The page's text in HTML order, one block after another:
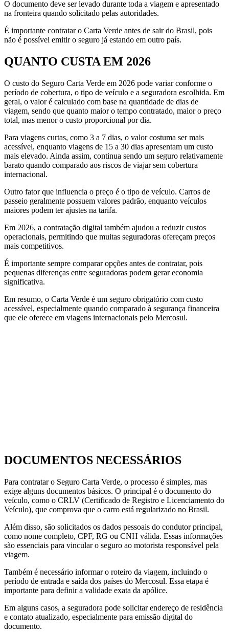
O documento deve ser levado durante toda a viagem e apresentado
na fronteira quando solicitado pelas autoridades.
É importante contratar o Carta Verde antes de sair do Brasil, pois
não é possível emitir o seguro já estando em outro país.
QUANTO CUSTA EM 2026
O custo do Seguro Carta Verde em 2026 pode variar conforme o
período de cobertura, o tipo de veículo e a seguradora escolhida. Em
geral, o valor é calculado com base na quantidade de dias de
viagem, sendo que quanto maior o tempo contratado, maior o preço
total, mas menor o custo proporcional por dia.
Para viagens curtas, como 3 a 7 dias, o valor costuma ser mais
acessível, enquanto viagens de 15 a 30 dias apresentam um custo
mais elevado. Ainda assim, continua sendo um seguro relativamente
barato quando comparado aos riscos de viajar sem cobertura
internacional.
Outro fator que influencia o preço é o tipo de veículo. Carros de
passeio geralmente possuem valores padrão, enquanto veículos
maiores podem ter ajustes na tarifa.
Em 2026, a contratação digital também ajudou a reduzir custos
operacionais, permitindo que muitas seguradoras ofereçam preços
mais competitivos.
É importante sempre comparar opções antes de contratar, pois
pequenas diferenças entre seguradoras podem gerar economia
significativa.
Em resumo, o Carta Verde é um seguro obrigatório com custo
acessível, especialmente quando comparado à segurança financeira
que ele oferece em viagens internacionais pelo Mercosul.
DOCUMENTOS NECESSÁRIOS
Para contratar o Seguro Carta Verde, o processo é simples, mas
exige alguns documentos básicos. O principal é o documento do
veículo, como o CRLV (Certificado de Registro e Licenciamento do
Veículo), que comprova que o carro está regularizado no Brasil.
Além disso, são solicitados os dados pessoais do condutor principal,
como nome completo, CPF, RG ou CNH válida. Essas informações
são essenciais para vincular o seguro ao motorista responsável pela
viagem.
Também é necessário informar o roteiro da viagem, incluindo o
período de entrada e saída dos países do Mercosul. Essa etapa é
importante para definir a validade exata da apólice.
Em alguns casos, a seguradora pode solicitar endereço de residência
e contato atualizado, especialmente para emissão digital do
documento.